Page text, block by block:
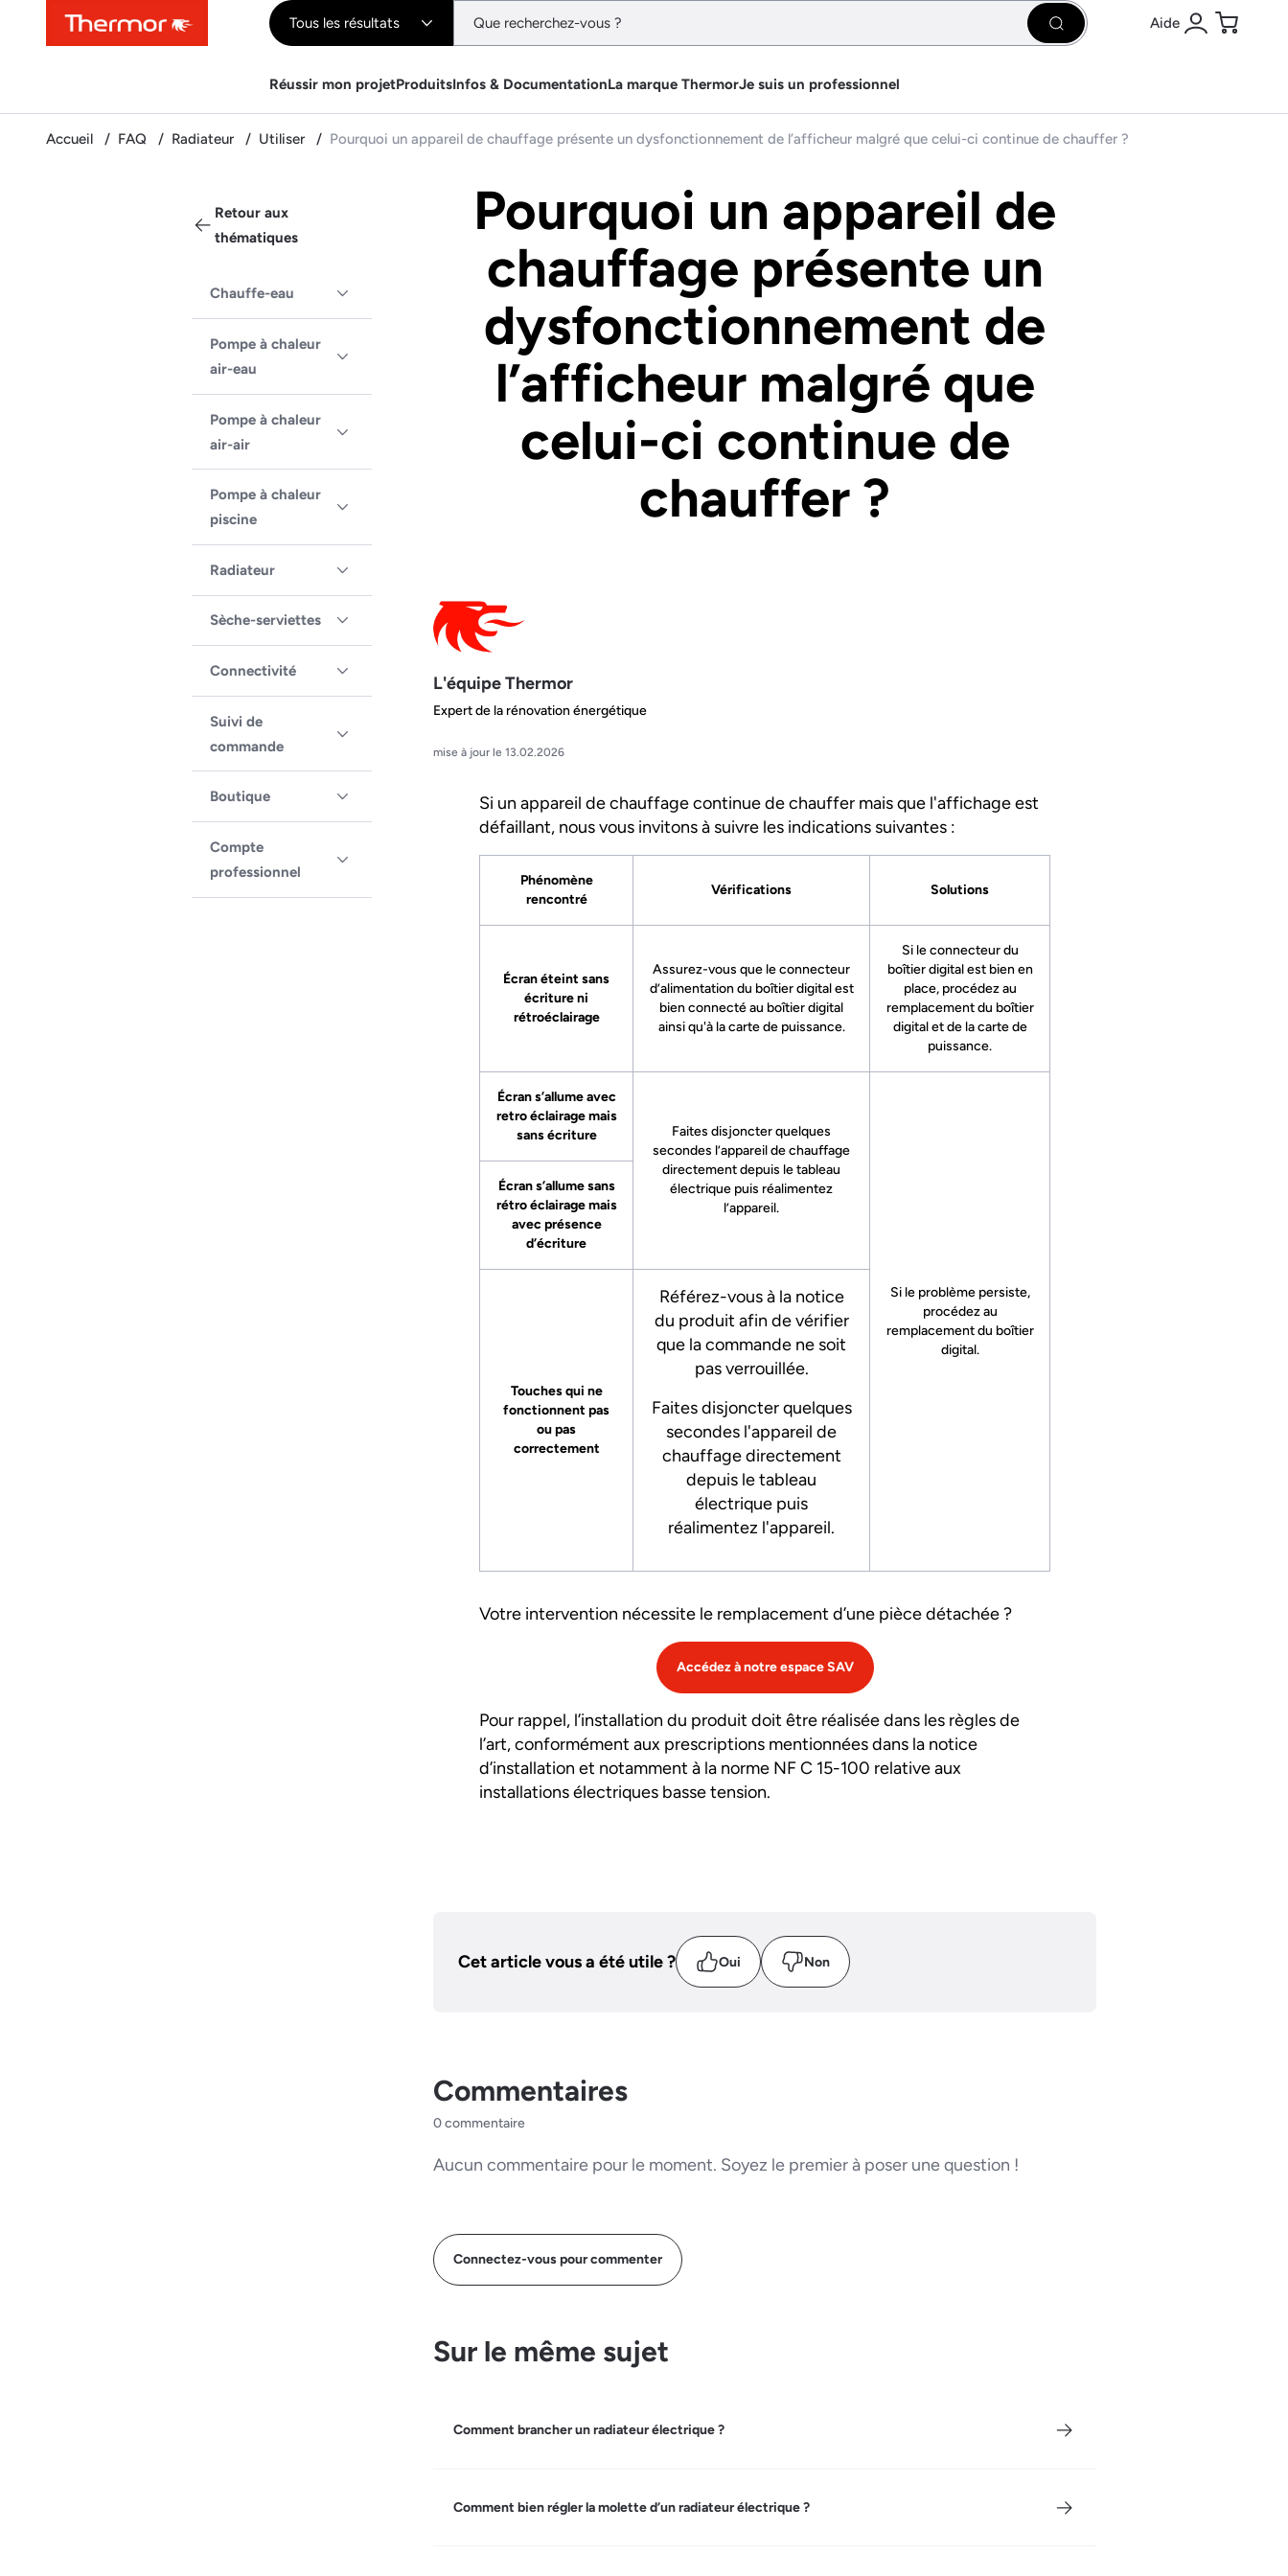
ContenuMenuRecherche Tous les résultats Rechercher Aide
Se connecter
Panier
Réussir mon projetProduitsInfos & DocumentationLa marque ThermorJe suis un professionnel
Accueil FAQ Radiateur Utiliser Pourquoi un appareil de chauffage présente un dysfonctionnement de l’afficheur malgré que celui-ci continue de chauffer ?
Retour aux
thématiques
Chauffe-eau
Pompe à chaleur
air-eau
Pompe à chaleur
air-air
Pompe à chaleur
piscine
Radiateur
Sèche-serviettes
Connectivité
Suivi de
commande
Boutique
Compte
professionnel
Pourquoi un appareil de
chauffage présente un
dysfonctionnement de
l’afficheur malgré que
celui-ci continue de
chauffer ?
L'équipe Thermor
Expert de la rénovation énergétique
mise à jour le 13.02.2026
Si un appareil de chauffage continue de chauffer mais que l'affichage est
défaillant, nous vous invitons à suivre les indications suivantes :
Phénomène
rencontré
Vérifications Solutions
Écran éteint sans
écriture ni
rétroéclairage
Assurez-vous que le connecteur
d’alimentation du boîtier digital est
bien connecté au boîtier digital
ainsi qu'à la carte de puissance.
Si le connecteur du
boîtier digital est bien en
place, procédez au
remplacement du boîtier
digital et de la carte de
puissance.
Écran s’allume avec
retro éclairage mais
sans écriture
Faites disjoncter quelques
secondes l’appareil de chauffage
directement depuis le tableau
électrique puis réalimentez
l’appareil.
Si le problème persiste,
procédez au
remplacement du boîtier
digital.
Écran s’allume sans
rétro éclairage mais
avec présence
d’écriture
Touches qui ne
fonctionnent pas
ou pas
correctement
Référez-vous à la notice
du produit afin de vérifier
que la commande ne soit
pas verrouillée.
Faites disjoncter quelques
secondes l'appareil de
chauffage directement
depuis le tableau
électrique puis
réalimentez l'appareil.
Votre intervention nécessite le remplacement d’une pièce détachée ?
Accédez à notre espace SAV
Pour rappel, l’installation du produit doit être réalisée dans les règles de
l’art, conformément aux prescriptions mentionnées dans la notice
d’installation et notamment à la norme NF C 15-100 relative aux
installations électriques basse tension.
Cet article vous a été utile ? Oui Non
Commentaires
0 commentaire
Aucun commentaire pour le moment. Soyez le premier à poser une question !
Connectez-vous pour commenter
Sur le même sujet
Comment brancher un radiateur électrique ?
Comment bien régler la molette d’un radiateur électrique ?